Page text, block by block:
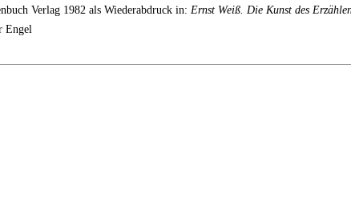
Verlag 1982 als Wiederabdruck in: Ernst Weiß. Die Kunst des
Engel